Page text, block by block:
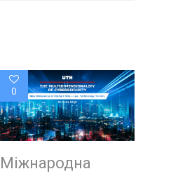
0
Міжнародна